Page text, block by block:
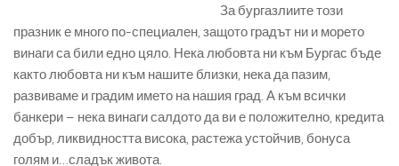
За бургазлиите този
празник е много по-специален, защото градът ни и морето
винаги са били едно цяло. Нека любовта ни към Бургас бъде
както любовта ни към нашите близки, нека да пазим,
развиваме и градим името на нашия град. А към всички
банкери – нека винаги салдото да ви е положително, кредита
добър, ликвидността висока, растежа устойчив, бонуса
голям и…сладък живота.